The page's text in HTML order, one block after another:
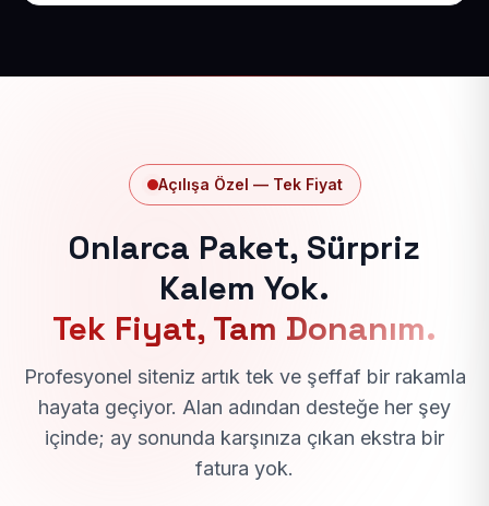
Açılışa Özel — Tek Fiyat
Onlarca Paket, Sürpriz
Kalem Yok.
Tek Fiyat, Tam Donanım.
Profesyonel siteniz artık tek ve şeffaf bir rakamla
hayata geçiyor. Alan adından desteğe her şey
içinde; ay sonunda karşınıza çıkan ekstra bir
fatura yok.